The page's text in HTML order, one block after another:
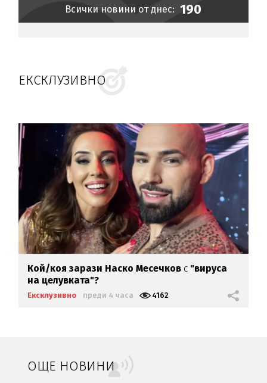
Всички новини от днес: 190
ЕКСКЛУЗИВНО
Кой/коя зарази Наско Месечков с "вируса
на целувката"?
Ексклузивно преди 4 часа 4162
ОЩЕ НОВИНИ